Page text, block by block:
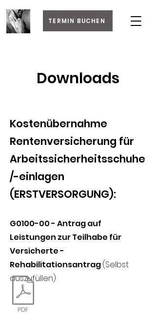
TERMIN BUCHEN
Downloads
Kostenübernahme
Rentenversicherung für
Arbeitssicherheitsschuhe
/-einlagen
(ERSTVERSORGUNG):
G0100-00 - Antrag auf
Leistungen zur Teilhabe für
Versicherte -
Rehabilitationsantrag(Selbst
auszufüllen)